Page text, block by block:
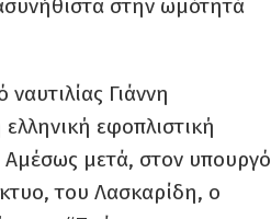
στην ωμότητά
Γιάννη
εφοπλιστική
Αμέσως μετά, στον υπουργό
του Λασκαρίδη, ο